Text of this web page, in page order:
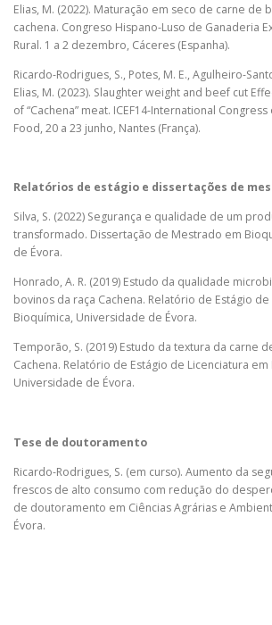
Elias, M. (2022). Maturação em seco de carne de
cachena. Congreso Hispano-Luso de Ganaderia
Rural. 1 a 2 dezembro, Cáceres (Espanha).
Ricardo-Rodrigues, S., Potes, M. E., Agulheiro-
Elias, M. (2023). Slaughter weight and beef cut
of “Cachena” meat. ICEF14-International
Food, 20 a 23 junho, Nantes (França).
Relatórios de estágio e dissertações de
Silva, S. (2022) Segurança e qualidade de um
transformado. Dissertação de Mestrado em
de Évora.
Honrado, A. R. (2019) Estudo da qualidade
bovinos da raça Cachena. Relatório de Estágio
Bioquímica, Universidade de Évora.
Temporão, S. (2019) Estudo da textura da carne
Cachena. Relatório de Estágio de Licenciatura em
Universidade de Évora.
Tese de doutoramento
Ricardo-Rodrigues, S. (em curso). Aumento da
frescos de alto consumo com redução do
de doutoramento em Ciências Agrárias e
Évora.